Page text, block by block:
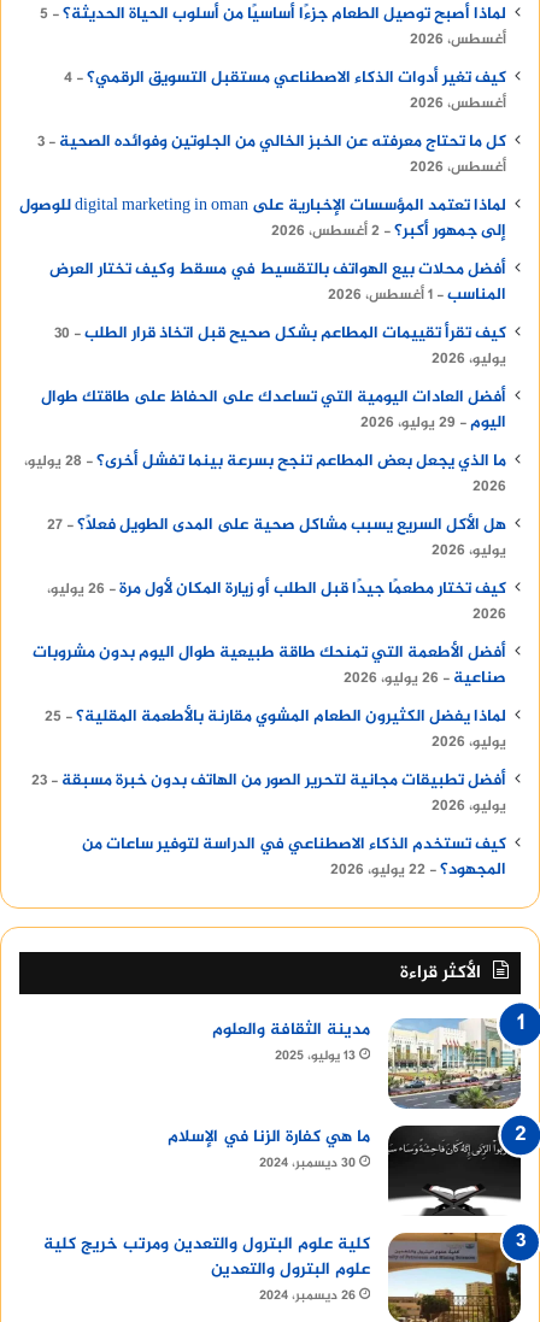
لماذا أصبح توصيل الطعام جزءًا أساسيًا من أسلوب الحياة الحديثة؟
5
أغسطس، 2026
كيف تغير أدوات الذكاء الاصطناعي مستقبل التسويق الرقمي؟ 4
أغسطس، 2026
كل ما تحتاج معرفته عن الخبز الخالي من الجلوتين وفوائده الصحية
3
أغسطس، 2026
لماذا تعتمد المؤسسات الإخبارية على digital marketing in oman للوصول
إلى جمهور أكبر؟ 2 أغسطس، 2026
أفضل محلات بيع الهواتف بالتقسيط في مسقط وكيف تختار العرض
المناسب 1 أغسطس، 2026
كيف تقرأ تقييمات المطاعم بشكل صحيح قبل اتخاذ قرار الطلب
30
يوليو، 2026
أفضل العادات اليومية التي تساعدك على الحفاظ على طاقتك طوال
اليوم
29 يوليو، 2026
ما الذي يجعل بعض المطاعم تنجح بسرعة بينما تفشل أخرى؟
28 يوليو،
2026
هل الأكل السريع يسبب مشاكل صحية على المدى الطويل فعلًا؟ 27
يوليو، 2026
كيف تختار مطعمًا جيدًا قبل الطلب أو زيارة المكان لأول مرة
26 يوليو،
2026
أفضل الأطعمة التي تمنحك طاقة طبيعية طوال اليوم بدون مشروبات
صناعية
26 يوليو، 2026
لماذا يفضل الكثيرون الطعام المشوي مقارنة بالأطعمة المقلية؟
25
يوليو، 2026
أفضل تطبيقات مجانية لتحرير الصور من الهاتف بدون خبرة مسبقة
23
يوليو، 2026
كيف تستخدم الذكاء الاصطناعي في الدراسة لتوفير ساعات من
المجهود؟ 22 يوليو، 2026
الأكثر قراءة
مدينة الثقافة والعلوم
13 يوليو، 2025
ما هي كفارة الزنا في الإسلام
30 ديسمبر، 2024
كلية علوم البترول والتعدين ومرتب خريج كلية
علوم البترول والتعدين
26 ديسمبر، 2024